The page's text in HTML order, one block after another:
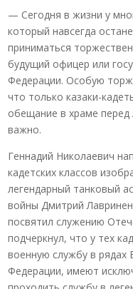
— Сегодня в жизни у
который навсегда
приниматься
будущий офицер или
Федерации. Особую
что только казаки-
обещание в храме
важно.
Геннадий Николаевич
кадетских классов
легендарный танковый
войны Дмитрий
посвятил служению
подчеркнул, что у тех
военную службу в рядах
Федерации, имеют